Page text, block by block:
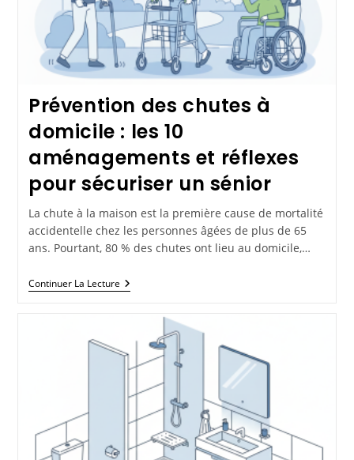
Prévention des chutes à
domicile : les 10
aménagements et réflexes
pour sécuriser un sénior
La chute à la maison est la première cause de mortalité
accidentelle chez les personnes âgées de plus de 65
ans. Pourtant, 80 % des chutes ont lieu au domicile,…
Continuer La Lecture